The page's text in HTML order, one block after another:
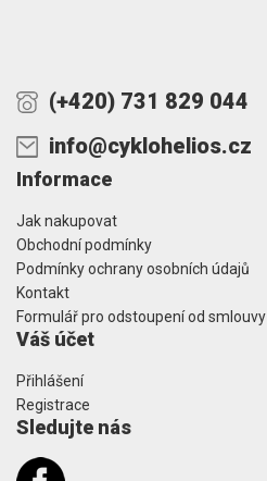
(+420) 731 829 044
info@cyklohelios.cz
Informace
Jak nakupovat
Obchodní podmínky
Podmínky ochrany osobních údajů
Kontakt
Formulář pro odstoupení od smlouvy
Váš účet
Přihlášení
Registrace
Sledujte nás